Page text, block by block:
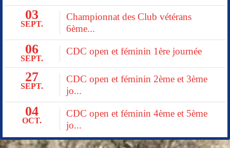
03
SEPT.
Championnat des Club vétérans
6ème...
06
SEPT.
CDC open et féminin 1ère journée
27
SEPT.
CDC open et féminin 2ème et 3ème
jo...
04
OCT.
CDC open et féminin 4ème et 5ème
jo...